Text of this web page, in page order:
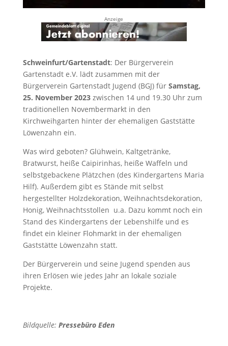
Anzeige
Schweinfurt/Gartenstadt: Der Bürgerverein
Gartenstadt e.V. lädt zusammen mit der
Bürgerverein Gartenstadt Jugend (BGJ) für Samstag,
25. November 2023zwischen 14 und 19.30 Uhr zum
traditionellen Novembermarkt in den
Kirchweihgarten hinter der ehemaligen Gaststätte
Löwenzahn ein.
Was wird geboten? Glühwein, Kaltgetränke,
Bratwurst, heiße Caipirinhas, heiße Waffeln und
selbstgebackene Plätzchen (des Kindergartens Maria
Hilf). Außerdem gibt es Stände mit selbst
hergestellter Holzdekoration, Weihnachtsdekoration,
Honig, Weihnachtsstollen u.a. Dazu kommt noch ein
Stand des Kindergartens der Lebenshilfe und es
findet ein kleiner Flohmarkt in der ehemaligen
Gaststätte Löwenzahn statt.
Der Bürgerverein und seine Jugend spenden aus
ihren Erlösen wie jedes Jahr an lokale soziale
Projekte.
Bildquelle: Pressebüro Eden